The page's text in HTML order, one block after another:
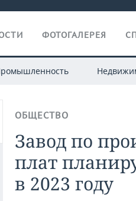
ФОТОГАЛЕРЕЯ
ОБЩЕСТВО
Завод по
плат
в 2023 году